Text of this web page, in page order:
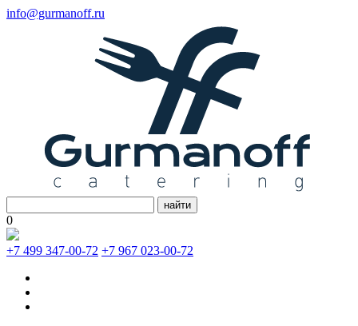
info@gurmanoff.ru
найти
0
+7 499 347-00-72 +7 967 023-00-72